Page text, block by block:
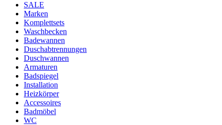
SALE
Marken
Komplettsets
Waschbecken
Badewannen
Duschabtrennungen
Duschwannen
Armaturen
Badspiegel
Installation
Heizkörper
Accessoires
Badmöbel
WC